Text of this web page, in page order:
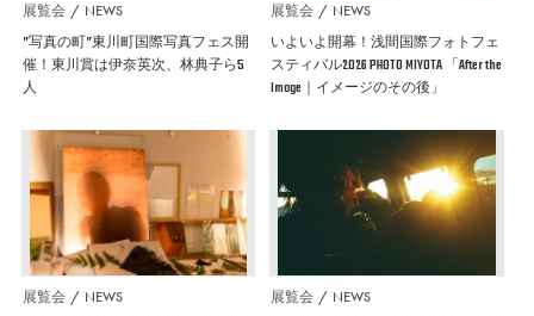
展覧会 NEWS
”写真の町”東川町国際写真フェス開
催！東川賞は伊奈英次、林典子ら5
人
展覧会 NEWS
いよいよ開幕！浅間国際フォトフェ
スティバル2026 PHOTO MIYOTA 「After the
Image｜イメージのその後」
展覧会 NEWS 展覧会 NEWS